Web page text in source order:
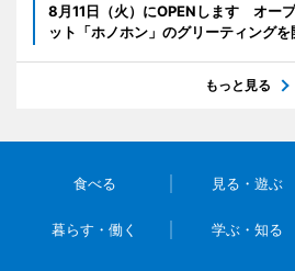
8月11日（火）にOPENします オー
ット「ホノホン」のグリーティングを
もっと見る
食べる 見る・遊ぶ
暮らす・働く 学ぶ・知る